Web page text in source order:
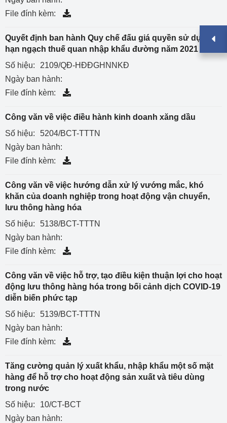
File đính kèm:
Quyết định ban hành Quy chế đấu giá quyền sử dụng
hạn ngạch thuế quan nhập khẩu đường năm 2021
Số hiệu:
2109/QĐ-HĐĐGHNNKĐ
Ngày ban hành:
File đính kèm:
Công văn về việc điều hành kinh doanh xăng dầu
Số hiệu:
5204/BCT-TTTN
Ngày ban hành:
File đính kèm:
Công văn về việc hướng dẫn xử lý vướng mắc, khó
khăn của doanh nghiệp trong hoạt động vận chuyển,
lưu thông hàng hóa
Số hiệu:
5138/BCT-TTTN
Ngày ban hành:
File đính kèm:
Công văn về việc hỗ trợ, tạo điều kiện thuận lợi cho hoạt
động lưu thông hàng hóa trong bối cảnh dịch COVID-19
diễn biến phức tạp
Số hiệu:
5139/BCT-TTTN
Ngày ban hành:
File đính kèm:
Tăng cường quản lý xuất khẩu, nhập khẩu một số mặt
hàng để hỗ trợ cho hoạt động sản xuất và tiêu dùng
trong nước
Số hiệu:
10/CT-BCT
Ngày ban hành: